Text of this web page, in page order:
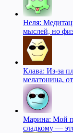
Неля:
мыслей, но
Клава: Из-за
мелатонина,
Марина: Мой
сладкому —